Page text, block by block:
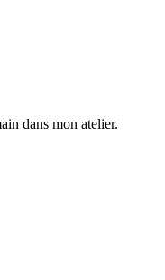
dans mon atelier.